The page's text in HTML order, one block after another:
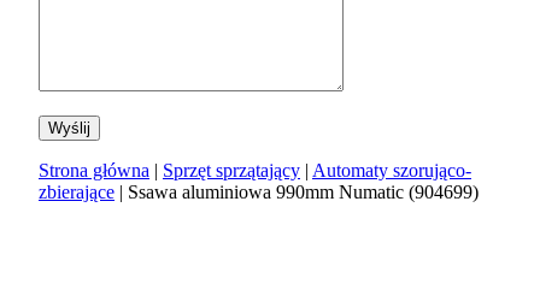
Strona główna | Sprzęt sprzątający | Automaty szorująco-
zbierające | Ssawa aluminiowa 990mm Numatic (904699)